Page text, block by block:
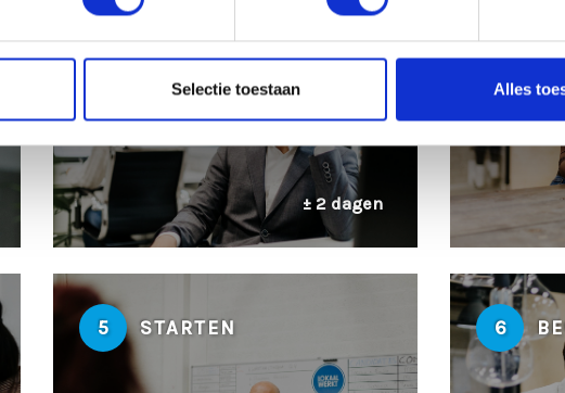
Selectie toestaan Alles
± 2 dagen
5 STARTEN 6